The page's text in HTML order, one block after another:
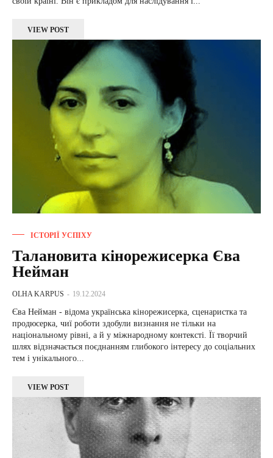
VIEW POST
ІСТОРІЇ УСПІХУ
Талановита кінорежисерка Єва
Нейман
OLHA KARPUS - 19.12.2024
Єва Нейман - відома українська кінорежисерка, сценаристка та
продюсерка, чиї роботи здобули визнання не тільки на
національному рівні, а й у міжнародному контексті. Її творчий
шлях відзначається поєднанням глибокого інтересу до соціальних
тем і унікального...
VIEW POST